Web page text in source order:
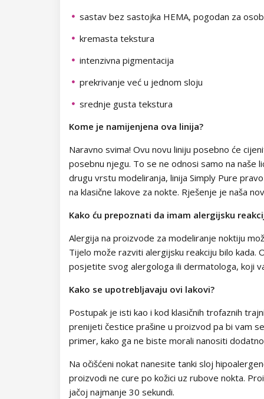
Kolekcija Chocolate Box
Kolekcija Paradise Dream
Kolekcija Ocean Drive
Kolekcija Pure Beauty
Kolekcija Cupcake
Kolekcija Time to Warm Up
Kolekcija Let It Snow!
Kolekcija Heartbeat
Kolekcija Princess
Dolly Polka Dots
Circus
Folije za ukrašavanje
Aluminium Flakes
sastav bez sastojka HEMA, pogodan za
kremasta tekstura
intenzivna pigmentacija
prekrivanje već u jednom sloju
srednje gusta tekstura
Kome je namijenjena ova linija?
Naravno svima! Ovu novu liniju posebno će
posebnu njegu. To se ne odnosi samo na naše
drugu vrstu modeliranja, linija Simply Pure
na klasične lakove za nokte. Rješenje je naša
Kako ću prepoznati da imam alergijsku
Alergija na proizvode za modeliranje noktiju
Tijelo može razviti alergijsku reakciju bilo
posjetite svog alergologa ili dermatologa, koji
Kako se upotrebljavaju ovi lakovi?
Postupak je isti kao i kod klasičnih trofaznih
prenijeti čestice prašine u proizvod pa bi vam
primer, kako ga ne biste morali nanositi
Na očišćeni nokat nanesite tanki sloj
proizvodi ne cure po kožici uz rubove nokta.
jačoj najmanje 30 sekundi.